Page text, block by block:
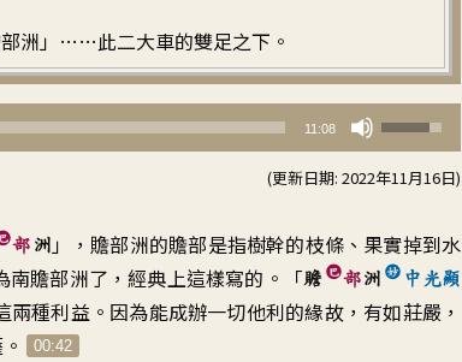
洲」……此二大車的雙足之下。
11:08
使
用
向
向
下
鍵
(更新日期: 2022年11月16日)
部 洲」，贍部洲的贍部是指樹幹的枝條、果實掉到水
贍部洲了，經典上這樣寫的。「贍 部洲
中光顯
種利益。因為能成辦一切他利的緣故，有如莊嚴，
00:42